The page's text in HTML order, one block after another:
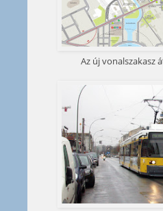
Az új vonalszakasz